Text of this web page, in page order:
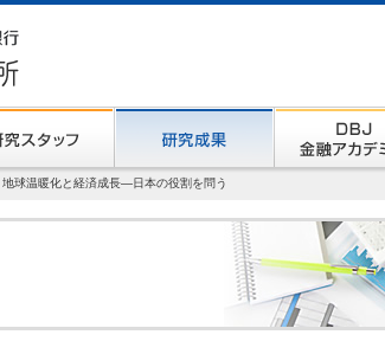
地球温暖化と経済成長―日本の役割を問う